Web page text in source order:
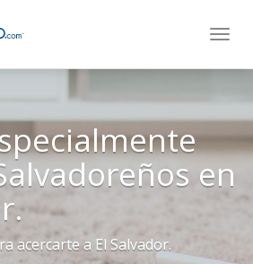
en
acercarte a El Salvador.